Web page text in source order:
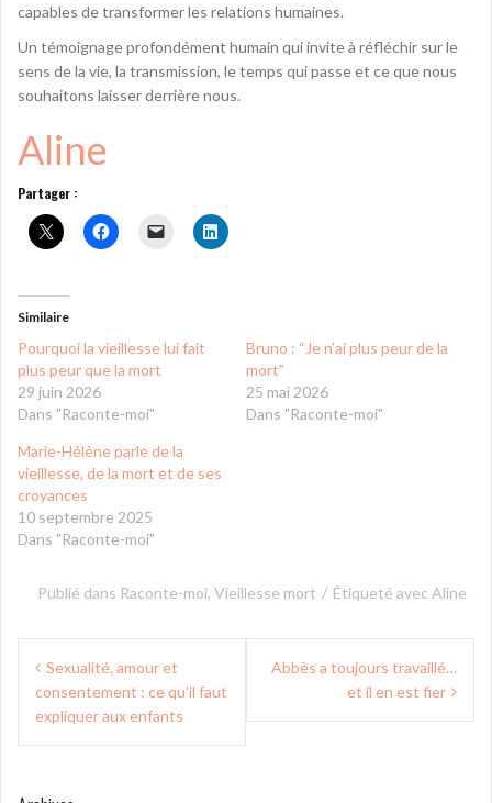
capables de transformer les relations humaines.
Un témoignage profondément humain qui invite à réfléchir sur le
sens de la vie, la transmission, le temps qui passe et ce que nous
souhaitons laisser derrière nous.
Aline
Partager :
Similaire
Pourquoi la vieillesse lui fait
plus peur que la mort
29 juin 2026
Dans "Raconte-moi"
Bruno : “Je n’ai plus peur de la
mort”
25 mai 2026
Dans "Raconte-moi"
Marie-Hélène parle de la
vieillesse, de la mort et de ses
croyances
10 septembre 2025
Dans "Raconte-moi"
Publié dans Raconte-moi, Vieillesse mort Étiqueté avec Aline
Navigation
de
l’article
Sexualité, amour et
consentement : ce qu’il faut
expliquer aux enfants
Abbès a toujours travaillé…
et il en est fier